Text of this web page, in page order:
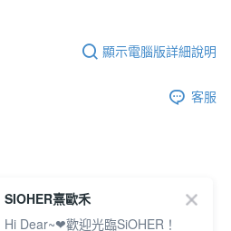
顯示電腦版詳細說明
客服
SIOHER熹歐禾
Hi Dear~❤歡迎光臨SiOHER！